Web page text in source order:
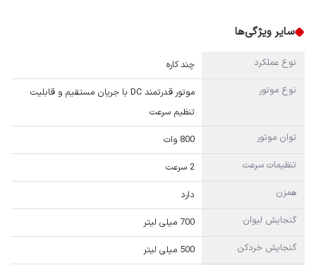
سایر ویژگی‌ها
نوع عملکرد
چند کاره
نوع موتور
موتور قدرتمند DC با جریان مستقیم و قابلیت
تنظیم سرعت
توان موتور
800 وات
تنظیمات سرعت
2 سرعت
همزن
دارد
گنجایش لیوان
700 میلی لیتر
گنجایش خردکن
500 میلی لیتر